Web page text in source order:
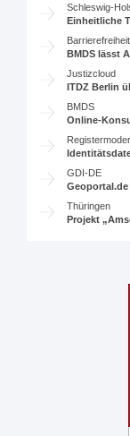
Schleswig-
Einheitliche
Barrierefreiheit
BMDS lässt
Justizcloud
ITDZ Berlin
BMDS
Online-
GDI-DE
Thüringen
Projekt